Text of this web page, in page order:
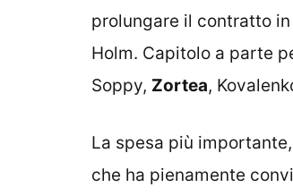
prolungare il contratto
Holm. Capitolo a parte
Soppy, Zortea,
La spesa più
che ha pienamente